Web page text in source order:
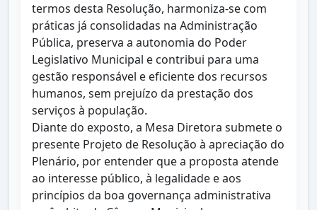
termos desta Resolução, harmoniza-se com
práticas já consolidadas na Administração
Pública, preserva a autonomia do Poder
Legislativo Municipal e contribui para uma
gestão responsável e eficiente dos recursos
humanos, sem prejuízo da prestação dos
serviços à população.
Diante do exposto, a Mesa Diretora submete o
presente Projeto de Resolução à apreciação do
Plenário, por entender que a proposta atende
ao interesse público, à legalidade e aos
princípios da boa governança administrativa